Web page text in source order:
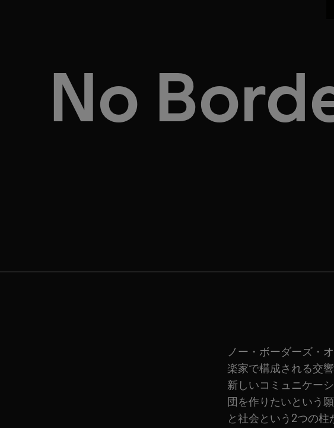
No
ノー・ボーダーズ・
楽家で構成される交
新しいコミュニケー
団を作りたいという
と社会という2つの